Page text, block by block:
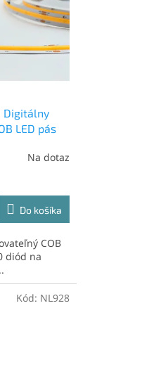
Digitálny
LED pás
Na dotaz
Do košíka
COB
diód na
Kód: NL928